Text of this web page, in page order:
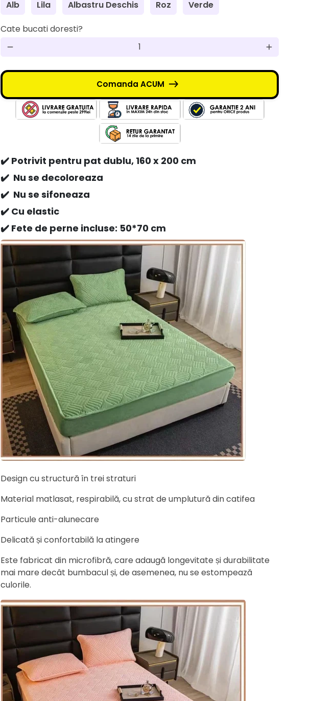
Alb
Lila Albastru Deschis Roz Verde
Cate bucati doresti?
remove add
Comanda ACUM
✔️ Potrivit pentru pat dublu, 160 x 200 cm
✔️ Nu se decoloreaza
✔️ Nu se sifoneaza
✔️ Cu elastic
✔️ Fete de perne incluse: 50*70 cm
Design cu structură în trei straturi
Material matlasat, respirabilă, cu strat de umplutură din catifea
Particule anti-alunecare
Delicată și confortabilă la atingere
Este fabricat din microfibră, care adaugă longevitate și durabilitate
mai mare decât bumbacul și, de asemenea, nu se estompează
culorile.